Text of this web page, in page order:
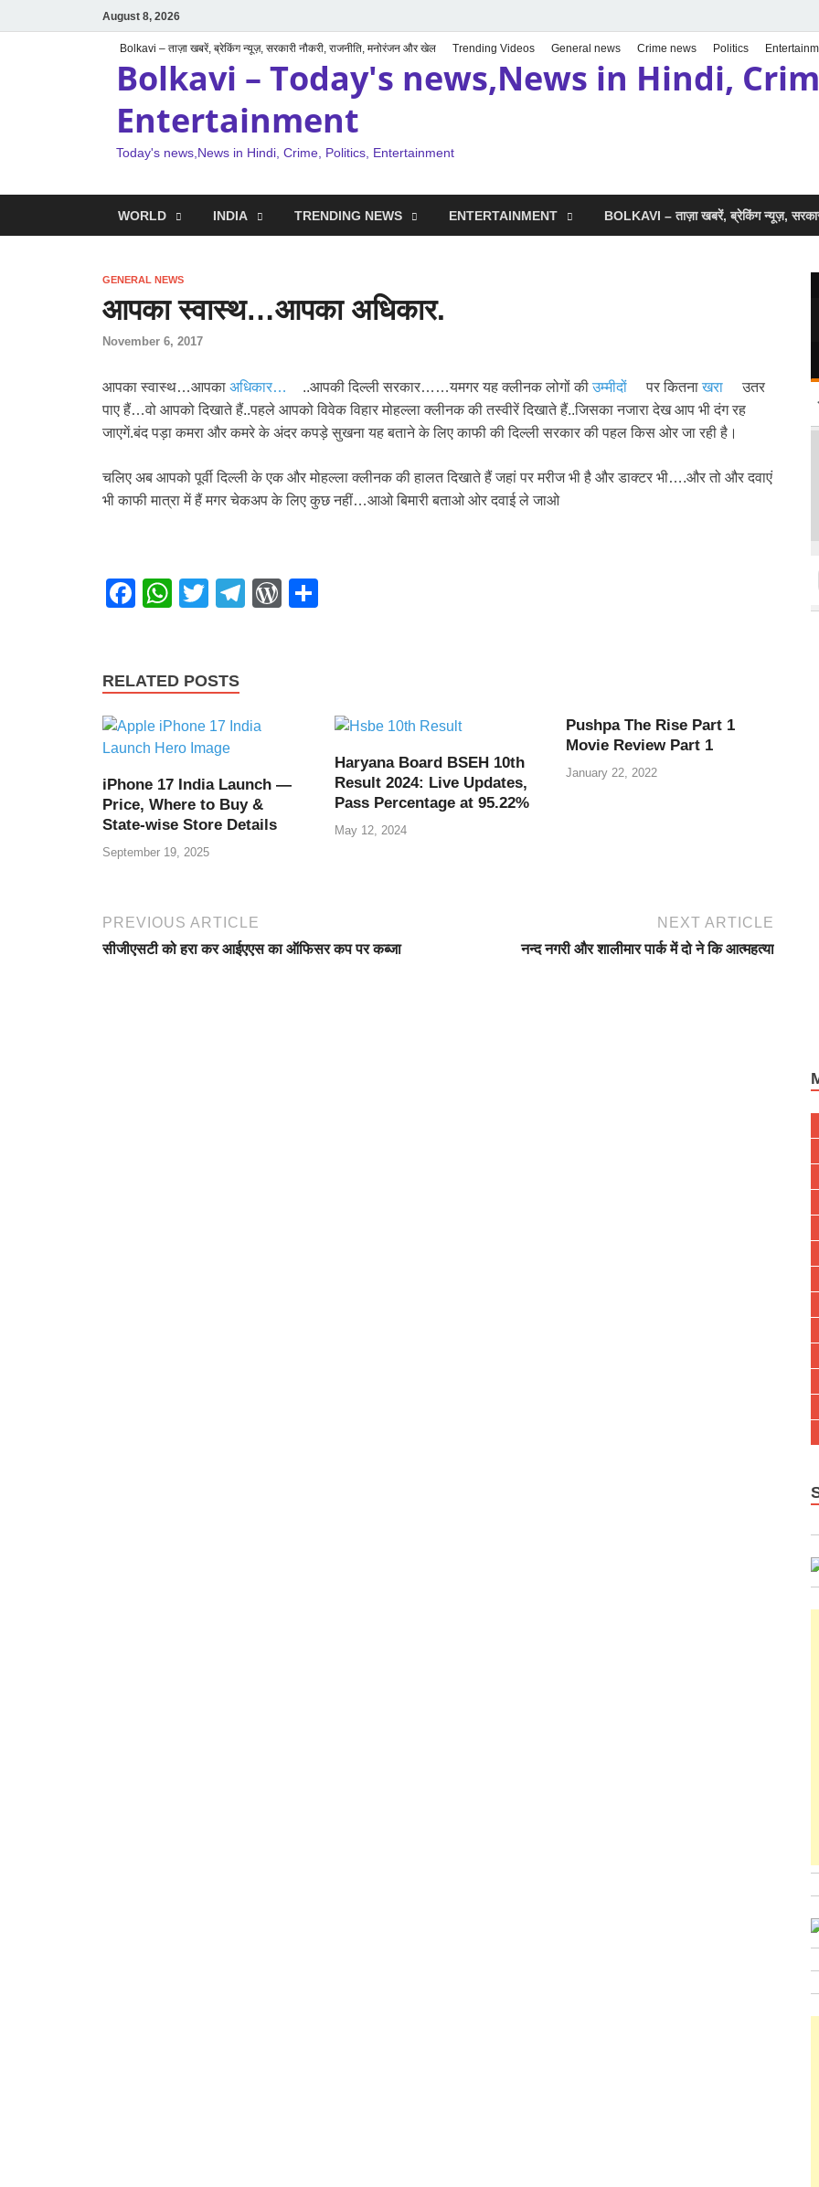
August 8, 2026
Bolkavi – ताज़ा खबरें, ब्रेकिंग न्यूज़, सरकारी नौकरी, राजनीति, मनोरंजन और खेल Trending Videos General news Crime news Politics
Bolkavi – Today's news,News in Hindi,
Entertainment
Today's news,News in Hindi, Crime, Politics, Entertainment
WORLD INDIA TRENDING NEWS ENTERTAINMENT BOLKAVI – ताज़ा खबरें, ब्रेकिंग न्यूज़,
GENERAL NEWS
आपका स्वास्थ…आपका अधिकार.
November 6, 2017
आपका स्वास्थ…आपका अधिकार… ..आपकी दिल्ली सरकार……यमगर यह क्लीनक लोगों कीउम्मीदों पर कितनाखरा
उतर
पाए हैं…वो आपको दिखाते हैं..पहले आपको विवेक विहार मोहल्ला क्लीनक की तस्वीरें दिखाते हैं..जिसका नजारा देख आप भी दंग रह
जाएगें.बंद पड़ा कमरा और कमरे के अंदर कपड़े सुखना यह बताने के लिए काफी की दिल्ली सरकार की पहल किस ओर जा रही है।
चलिए अब आपको पूर्वी दिल्ली के एक और मोहल्ला क्लीनक की हालत दिखाते हैं जहां पर मरीज भी है और डाक्टर भी….और तो और दवाएं
भी काफी मात्रा में हैं मगर चेकअप के लिए कुछ नहीं…आओ बिमारी बताओ ओर दवाई ले जाओ
F
e
o
k
W
s
p
T
er
T
m
W
RELATED POSTS
iPhone 17 India Launch —
Price, Where to Buy &
State-wise Store Details
September 19, 2025
Haryana Board BSEH 10th
Result 2024: Live Updates,
Pass Percentage at 95.22%
May 12, 2024
Pushpa The Rise Part 1
Movie Review Part 1
January 22, 2022
PREVIOUS ARTICLE
सीजीएसटी को हरा कर आईएएस का ऑफिसर कप पर कब्जा
NEXT ARTICLE
नन्द नगरी और शालीमार पार्क में दो ने कि आत्महत्या